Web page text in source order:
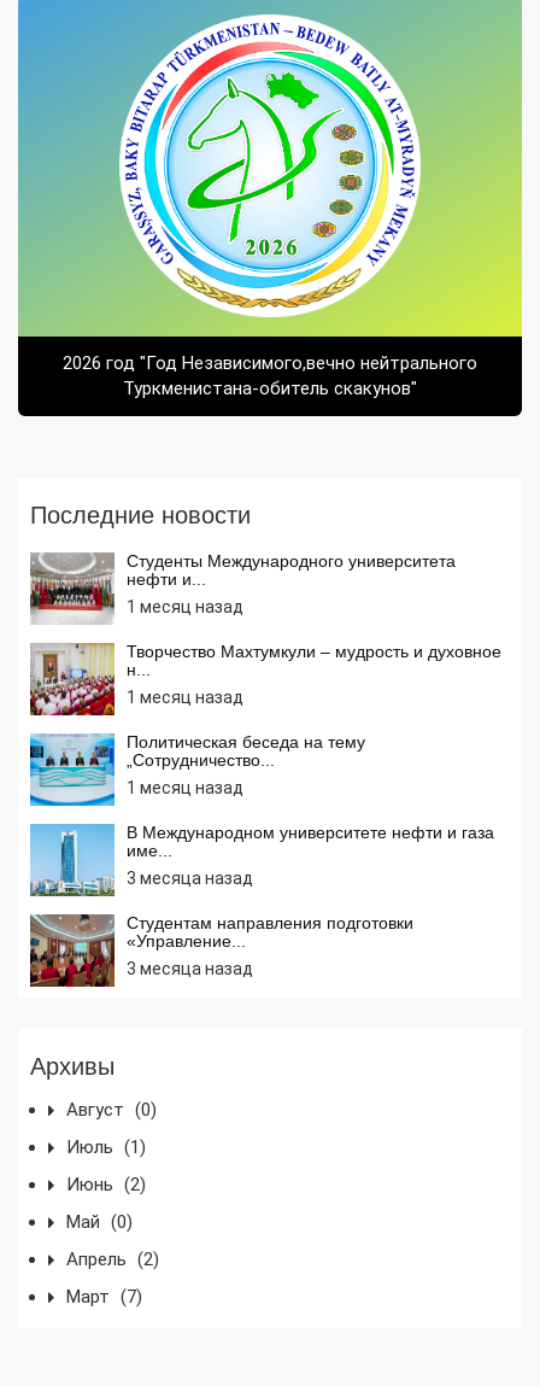
2026 год "Год Независимого,вечно нейтрального
Туркменистана-обитель скакунов"
Последние новости
Студенты Международного университета
нефти и...
1 месяц назад
Творчество Махтумкули – мудрость и духовное
н...
1 месяц назад
Политическая беседа на тему
„Сотрудничество...
1 месяц назад
В Международном университете нефти и газа
име...
3 месяца назад
Студентам направления подготовки
«Управление...
3 месяца назад
Архивы
Август (0)
Июль (1)
Июнь (2)
Май (0)
Апрель (2)
Март (7)